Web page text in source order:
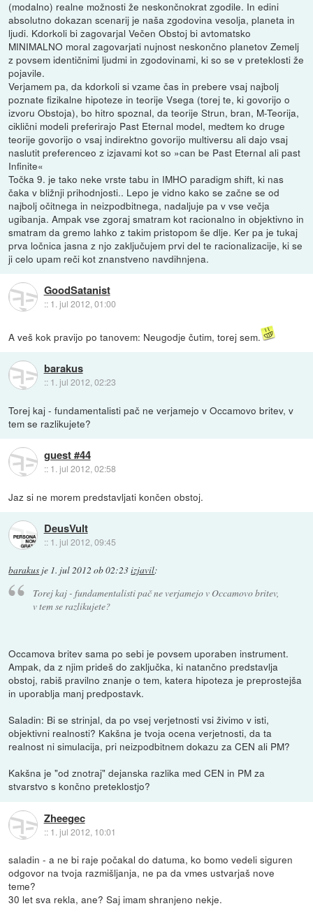
(modalno) realne možnosti že neskončnokrat zgodile. In edini
absolutno dokazan scenarij je naša zgodovina vesolja, planeta in
ljudi. Kdorkoli bi zagovarjal Večen Obstoj bi avtomatsko
MINIMALNO moral zagovarjati nujnost neskončno planetov Zemelj
z povsem identičnimi ljudmi in zgodovinami, ki so se v preteklosti že
pojavile.
Verjamem pa, da kdorkoli si vzame čas in prebere vsaj najbolj
poznate fizikalne hipoteze in teorije Vsega (torej te, ki govorijo o
izvoru Obstoja), bo hitro spoznal, da teorije Strun, bran, M-Teorija,
ciklični modeli preferirajo Past Eternal model, medtem ko druge
teorije govorijo o vsaj indirektno govorijo multiversu ali dajo vsaj
naslutit preferenceo z izjavami kot so »can be Past Eternal ali past
Infinite«
Točka 9. je tako neke vrste tabu in IMHO paradigm shift, ki nas
čaka v bližnji prihodnjosti.. Lepo je vidno kako se začne se od
najbolj očitnega in neizpodbitnega, nadaljuje pa v vse večja
ugibanja. Ampak vse zgoraj smatram kot racionalno in objektivno in
smatram da gremo lahko z takim pristopom še dlje. Ker pa je tukaj
prva ločnica jasna z njo zaključujem prvi del te racionalizacije, ki se
ji celo upam reči kot znanstveno navdihnjena.
GoodSatanist
:: 1. jul 2012, 01:00
A veš kok pravijo po tanovem: Neugodje čutim, torej sem.
barakus
:: 1. jul 2012, 02:23
Torej kaj - fundamentalisti pač ne verjamejo v Occamovo britev, v
tem se razlikujete?
guest #44
:: 1. jul 2012, 02:58
Jaz si ne morem predstavljati končen obstoj.
DeusVult
:: 1. jul 2012, 09:45
barakus je 1. jul 2012 ob 02:23izjavil:
Torej kaj - fundamentalisti pač ne verjamejo v Occamovo britev,
v tem se razlikujete?
Occamova britev sama po sebi je povsem uporaben instrument.
Ampak, da z njim prideš do zaključka, ki natančno predstavlja
obstoj, rabiš pravilno znanje o tem, katera hipoteza je preprostejša
in uporablja manj predpostavk.
Saladin: Bi se strinjal, da po vsej verjetnosti vsi živimo v isti,
objektivni realnosti? Kakšna je tvoja ocena verjetnosti, da ta
realnost ni simulacija, pri neizpodbitnem dokazu za CEN ali PM?
Kakšna je "od znotraj" dejanska razlika med CEN in PM za
stvarstvo s končno preteklostjo?
Zheegec
:: 1. jul 2012, 10:01
saladin - a ne bi raje počakal do datuma, ko bomo vedeli siguren
odgovor na tvoja razmišljanja, ne pa da vmes ustvarjaš nove
teme?
30 let sva rekla, ane? Saj imam shranjeno nekje.